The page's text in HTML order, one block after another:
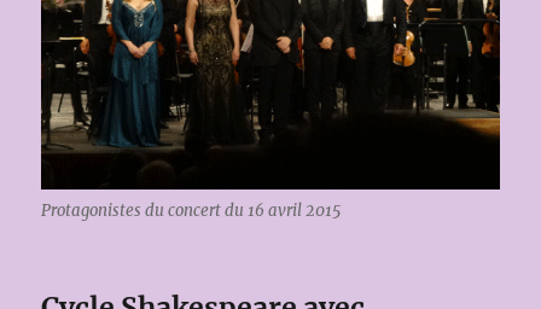
Protagonistes du concert du 16 avril 2015